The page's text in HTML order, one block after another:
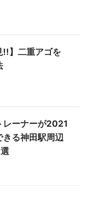
!!】二重アゴを
レーナーが2021
きる神田駅周辺